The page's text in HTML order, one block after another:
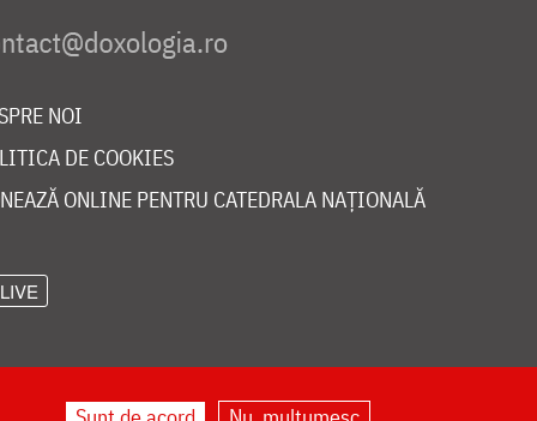
NOI
DE COOKIES
ONLINE PENTRU CATEDRALA NAȚIONALĂ
LIVE